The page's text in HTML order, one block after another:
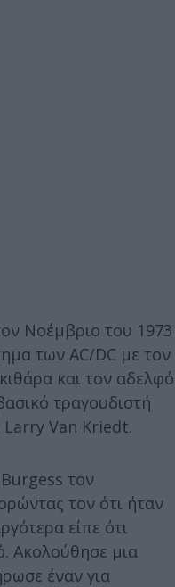
Νοέμβριο του 1973
των AC/DC με τον
και τον αδελφό
τραγουδιστή
Larry Van Kriedt.
τον
τον ότι ήταν
είπε ότι
Ακολούθησε μια
έναν για